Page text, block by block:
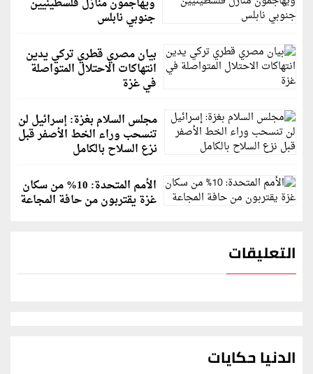
جنوبي نابلس
بيان مصري قطري تركي يدين
انتهاكات الاحتلال المتواصلة
في غزة
مجلس السلام بغزة: إسرائيل لن
تنسحب وراء الخط الأصفر قبل
نزع السلاح بالكامل
الأمم المتحدة: 10% من سكان
غزة يقتربون من حافة المجاعة
التعليقات
الدنيا حكايات